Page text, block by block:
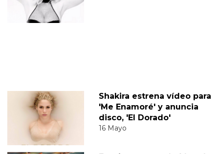
Shakira estrena vídeo para
'Me Enamoré' y anuncia
disco, 'El Dorado'
16 Mayo